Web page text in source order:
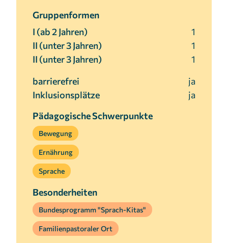
Gruppenformen
I (ab 2 Jahren)
1
II (unter 3 Jahren)
1
II (unter 3 Jahren)
1
barrierefrei
ja
Inklusionsplätze
ja
Pädagogische Schwerpunkte
Bewegung
Ernährung
Sprache
Besonderheiten
Bundesprogramm "Sprach-Kitas"
Familienpastoraler Ort